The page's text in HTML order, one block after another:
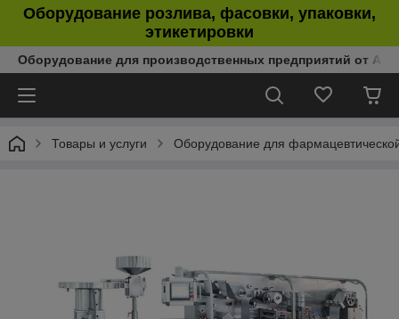
Оборудование розлива, фасовки, упаковки,
этикетировки
Оборудование для производственных предприятий от
Товары и услуги Оборудование для